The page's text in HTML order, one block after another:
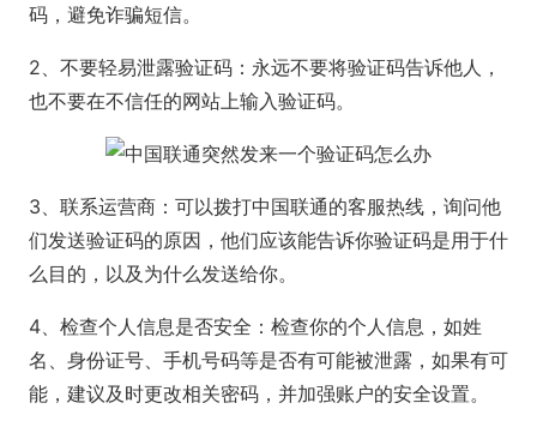
码，避免诈骗短信。
2、不要轻易泄露验证码：永远不要将验证码告诉他人，
也不要在不信任的网站上输入验证码。
3、联系运营商：可以拨打中国联通的客服热线，询问他
们发送验证码的原因，他们应该能告诉你验证码是用于什
么目的，以及为什么发送给你。
4、检查个人信息是否安全：检查你的个人信息，如姓
名、身份证号、手机号码等是否有可能被泄露，如果有可
能，建议及时更改相关密码，并加强账户的安全设置。